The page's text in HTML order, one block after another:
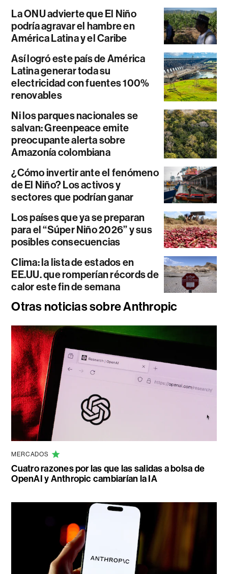
La ONU advierte que El Niño
podría agravar el hambre en
América Latina y el Caribe
Así logró este país de América
Latina generar toda su
electricidad con fuentes 100%
renovables
Ni los parques nacionales se
salvan: Greenpeace emite
preocupante alerta sobre
Amazonía colombiana
¿Cómo invertir ante el fenómeno
de El Niño? Los activos y
sectores que podrían ganar
Los países que ya se preparan
para el “Súper Niño 2026” y sus
posibles consecuencias
Clima: la lista de estados en
EE.UU. que romperían récords de
calor este fin de semana
Otras noticias sobre Anthropic
MERCADOS
Cuatro razones por las que las salidas a bolsa de
OpenAI y Anthropic cambiarían la IA